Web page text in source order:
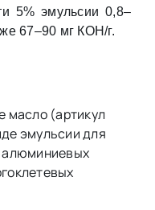
5% эмульсии 0,8–
67–90 мг КОН/г.
масло (артикул
эмульсии для
алюминиевых